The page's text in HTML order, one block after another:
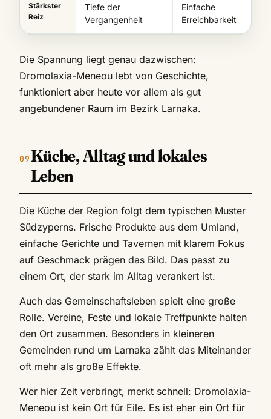
Stärkster
Reiz
Tiefe der
Vergangenheit
Einfache
Erreichbarkeit
Die Spannung liegt genau dazwischen:
Dromolaxia-Meneou lebt von Geschichte,
funktioniert aber heute vor allem als gut
angebundener Raum im Bezirk Larnaka.
Küche, Alltag und lokales
Leben
Die Küche der Region folgt dem typischen Muster
Südzyperns. Frische Produkte aus dem Umland,
einfache Gerichte und Tavernen mit klarem Fokus
auf Geschmack prägen das Bild. Das passt zu
einem Ort, der stark im Alltag verankert ist.
Auch das Gemeinschaftsleben spielt eine große
Rolle. Vereine, Feste und lokale Treffpunkte halten
den Ort zusammen. Besonders in kleineren
Gemeinden rund um Larnaka zählt das Miteinander
oft mehr als große Effekte.
Wer hier Zeit verbringt, merkt schnell: Dromolaxia-
Meneou ist kein Ort für Eile. Es ist eher ein Ort für